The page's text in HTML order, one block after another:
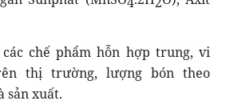
chế phẩm hỗn hợp trung, vi
thị trường, lượng bón theo
sản xuất.